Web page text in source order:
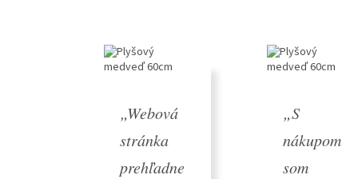
„Webová
stránka
prehľadne
„S
nákupom
som